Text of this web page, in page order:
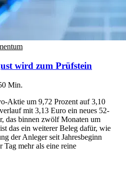
wird zum Prüfstein
Min.
Aktie um 9,72 Prozent auf 3,10
mit 3,13 Euro ein neues 52-
das binnen zwölf Monaten um
das ein weiterer Beleg dafür, wie
der Anleger seit Jahresbeginn
Tag mehr als eine reine